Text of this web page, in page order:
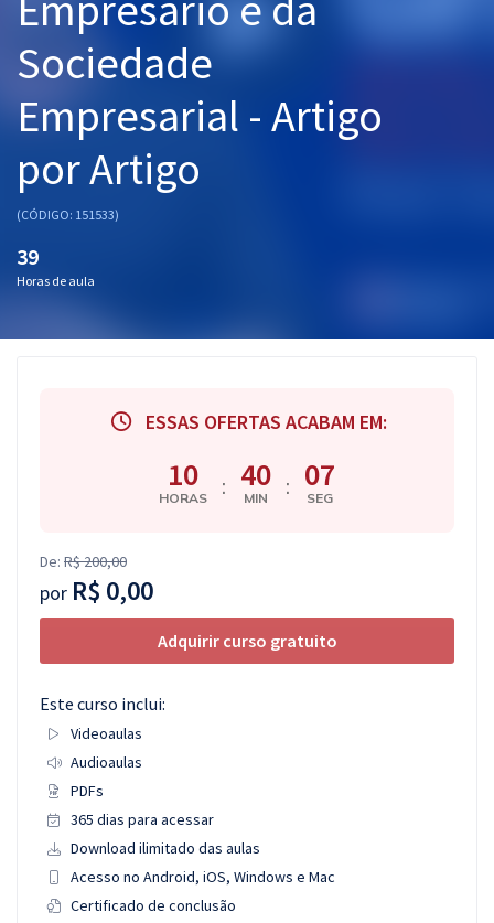
Pós
Graduação
OAB
Mentorias
Atendimento
Sociedade
Empresarial - Artigo
por Artigo
(CÓDIGO: 151533)
39
Horas de aula
ESSAS OFERTAS ACABAM EM:
10
HORAS : 40
MIN : 06
SEG
De: R$ 200,00
por R$ 0,00
Adquirir curso gratuito
Este curso inclui:
Videoaulas
Audioaulas
PDFs
365 dias para acessar
Download ilimitado das aulas
Acesso no Android, iOS, Windows e Mac
Certificado de conclusão